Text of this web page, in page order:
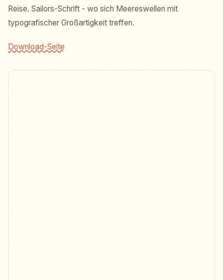
Reise. Sailors-Schrift - wo sich Meereswellen mit
typografischer Großartigkeit treffen.
Download-Seite